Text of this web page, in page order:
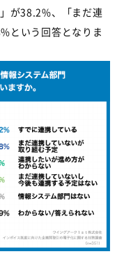
が38.2%、「まだ連
という回答となりま